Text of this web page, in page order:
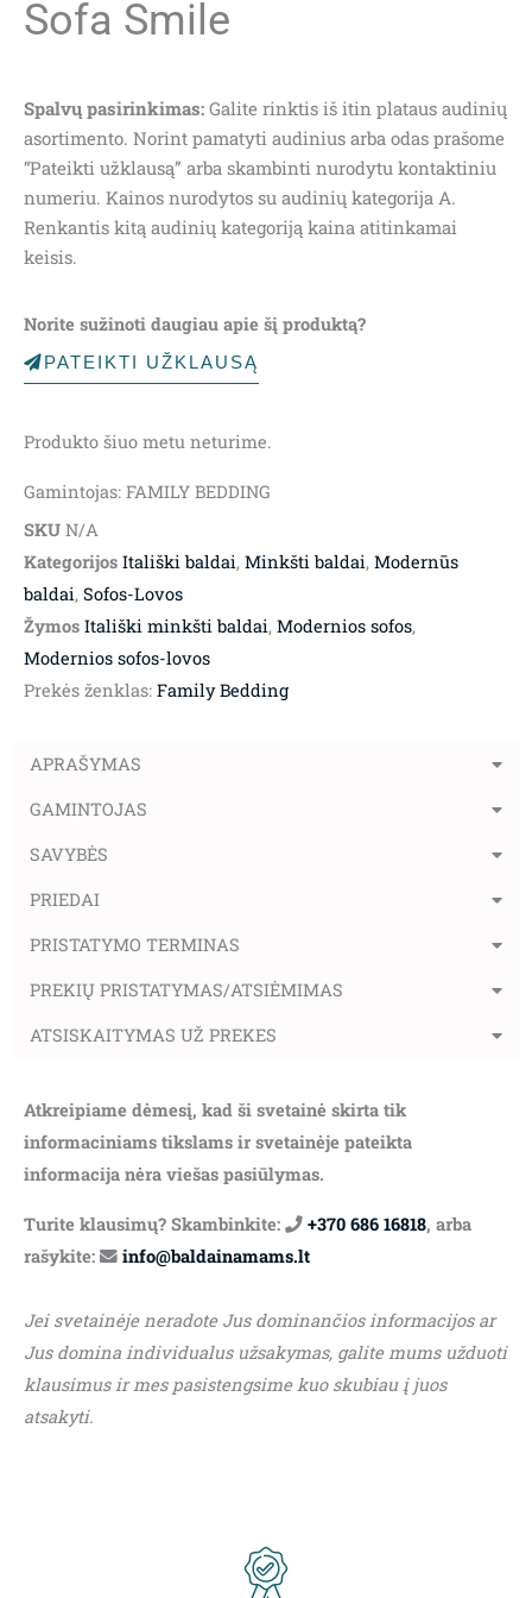
Sofa Smile
Spalvų pasirinkimas: Galite rinktis iš itin plataus audinių
asortimento. Norint pamatyti audinius arba odas prašome
“Pateikti užklausą” arba skambinti nurodytu kontaktiniu
numeriu. Kainos nurodytos su audinių kategorija A.
Renkantis kitą audinių kategoriją kaina atitinkamai
keisis.
Norite sužinoti daugiau apie šį produktą?
PATEIKTI UŽKLAUSĄ
Produkto šiuo metu neturime.
Gamintojas: FAMILY BEDDING
SKU N/A
Kategorijos Itališki baldai, Minkšti baldai, Modernūs
baldai, Sofos-Lovos
Žymos Itališki minkšti baldai, Modernios sofos,
Modernios sofos-lovos
Prekės ženklas: Family Bedding
APRAŠYMAS
GAMINTOJAS
SAVYBĖS
PRIEDAI
PRISTATYMO TERMINAS
PREKIŲ PRISTATYMAS/ATSIĖMIMAS
ATSISKAITYMAS UŽ PREKES
Atkreipiame dėmesį, kad ši svetainė skirta tik
informaciniams tikslams ir svetainėje pateikta
informacija nėra viešas pasiūlymas.
Turite klausimų? Skambinkite: +370 686 16818, arba
rašykite:
info@baldainamams.lt
Jei svetainėje neradote Jus dominančios informacijos ar
Jus domina individualus užsakymas, galite mums užduoti
klausimus ir mes pasistengsime kuo skubiau į juos
atsakyti.